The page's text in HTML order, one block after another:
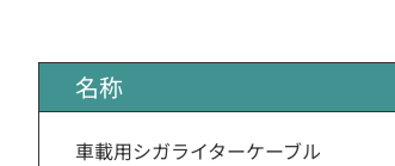
名称
車載用シガライターケーブル